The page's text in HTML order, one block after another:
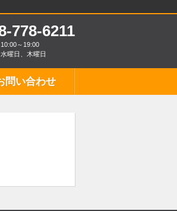
778-6211
10:00～19:00
水曜日、木曜日
問い合わせ